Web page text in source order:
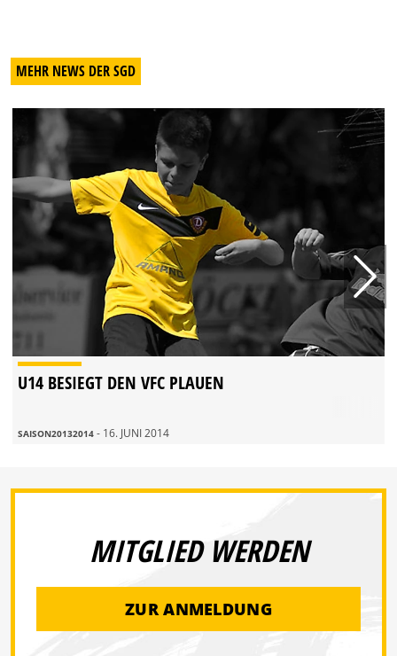
MEHR NEWS DER SGD
U14 BESIEGT DEN VFC PLAUEN
SAISON20132014 - 16. JUNI 2014
MITGLIED WERDEN
ZUR ANMELDUNG